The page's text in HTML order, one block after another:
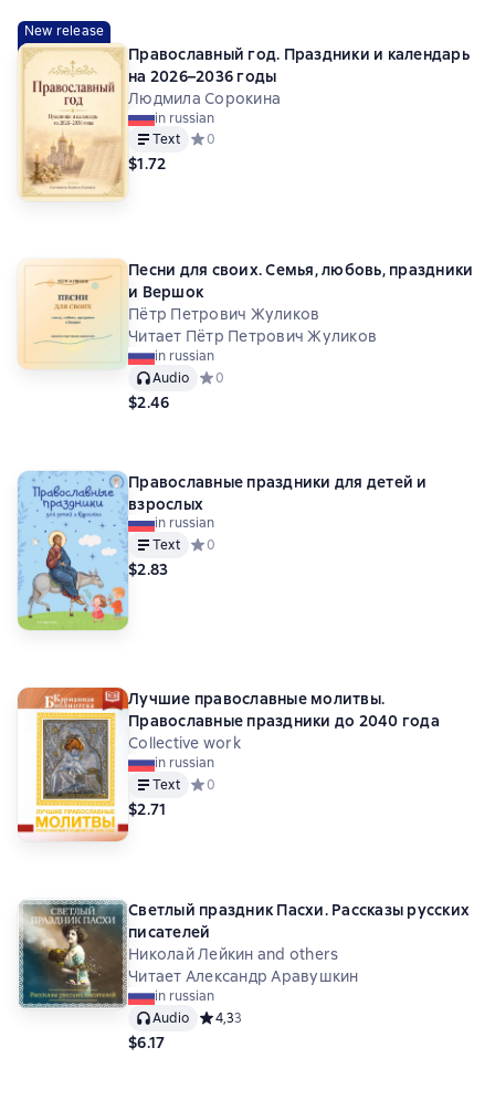
New release
Православный год. Праздники и календарь
на 2026–2036 годы
Людмила Сорокина
in russian
Text
Средний рейтинг 0 на основе 0 оценок
0
$1.72
Песни для своих. Семья, любовь, праздники
и Вершок
Пётр Петрович Жуликов
Читает Пётр Петрович Жуликов
in russian
Audio
Средний рейтинг 0 на основе 0 оценок
0
$2.46
Православные праздники для детей и
взрослых
in russian
Text
Средний рейтинг 0 на основе 0 оценок
0
$2.83
Лучшие православные молитвы.
Православные праздники до 2040 года
Collective work
in russian
Text
Средний рейтинг 0 на основе 0 оценок
0
$2.71
Светлый праздник Пасхи. Рассказы русских
писателей
Николай Лейкин and others
Читает Александр Аравушкин
in russian
Audio
Средний рейтинг 4,3 на основе 3 оценок
4,33
$6.17